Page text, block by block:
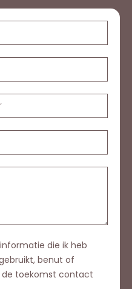
die ik heb
benut of
de toekomst contact